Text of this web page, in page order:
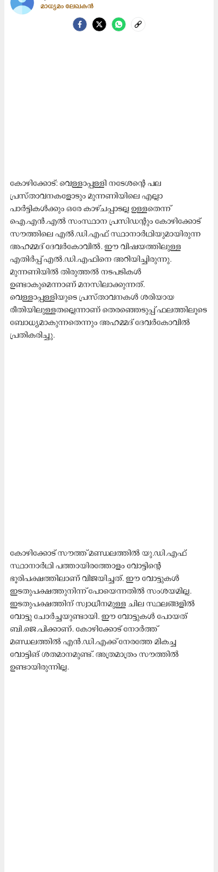
മാധ്യമം ലേഖകൻ
കോഴിക്കോട്: വെള്ളാപ്പള്ളി നടേശന്റെ പല
പ്രസ്താവനകളോടും മുന്നണിയിലെ എല്ലാ
പാർട്ടികൾക്കും ഒരേ കാഴ്ചപ്പാടല്ല ഉള്ളതെന്ന്
ഐ.എൻ.എൽ സംസ്ഥാന പ്രസിഡന്റും കോഴിക്കോട്
സൗത്തിലെ എൽ.ഡി.എഫ് സ്ഥാനാർഥിയുമായിരുന്ന
അഹമ്മദ് ദേവർകോവിൽ. ഈ വിഷയത്തിലുള്ള
എതിർപ്പ് എൽ.ഡി.എഫിനെ അറിയിച്ചിരുന്നു.
മുന്നണിയിൽ തിരുത്തൽ നടപടികൾ
ഉണ്ടാകുമെന്നാണ് മനസിലാക്കുന്നത്.
വെള്ളാപ്പള്ളിയുടെ പ്രസ്താവനകൾ ശരിയായ
രീതിയിലുള്ളതല്ലെന്നാണ് തെരഞ്ഞെടുപ്പ് ഫലത്തിലൂടെ
ബോധ്യമാകുന്നതെന്നും അഹമ്മദ് ദേവർകോവിൽ
പ്രതികരിച്ചു.
കോഴിക്കോട് സൗത്ത് മണ്ഡലത്തിൽ യു.ഡി.എഫ്
സ്ഥാനാർഥി പത്തായിരത്തോളം വോട്ടിന്റെ
ഭൂരിപക്ഷത്തിലാണ് വിജയിച്ചത്. ഈ വോട്ടുകൾ
ഇടതുപക്ഷത്തുനിന്ന് പോയെന്നതിൽ സംശയമില്ല.
ഇടതുപക്ഷത്തിന് സ്വാധീനമുള്ള ചില സ്ഥലങ്ങളിൽ
വോട്ടു ചോർച്ചയുണ്ടായി. ഈ വോട്ടുകൾ പോയത്
ബി.ജെ.പിക്കാണ്. കോഴിക്കോട് നോർത്ത്
മണ്ഡലത്തിൽ എൻ.ഡി.എക്ക് നേരത്തേ മികച്ച
വോട്ടിങ് ശതമാനമുണ്ട്. അത്രമാത്രം സൗത്തിൽ
ഉണ്ടായിരുന്നില്ല.